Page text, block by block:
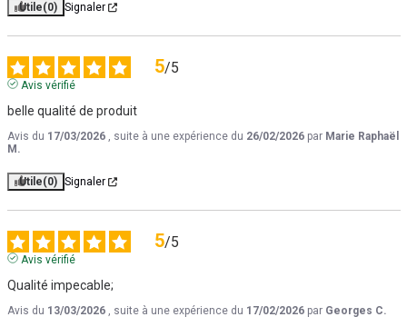
Utile(0) Signaler
5/5
Avis vérifié
belle qualité de produit
Avis du 17/03/2026 , suite à une expérience du 26/02/2026 par Marie Raphaël
M.
Utile(0) Signaler
5/5
Avis vérifié
Qualité impecable;
Avis du 13/03/2026 , suite à une expérience du 17/02/2026 par Georges C.